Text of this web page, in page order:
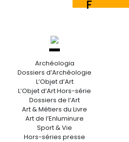
Archéologia
Dossiers d’Archéologie
L’Objet d’Art
L’Objet d’Art Hors-série
Dossiers de l’Art
Art & Métiers du Livre
Art de l’Enluminure
Sport & Vie
Hors-séries presse